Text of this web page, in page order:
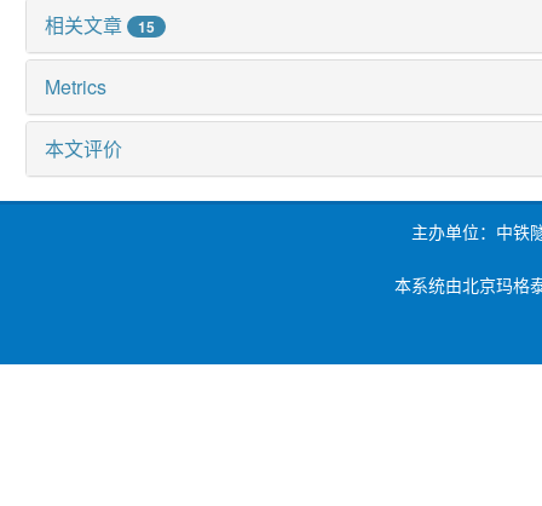
相关文章 15
Metrics
本文评价
主办单位：中铁
本系统由北京玛格